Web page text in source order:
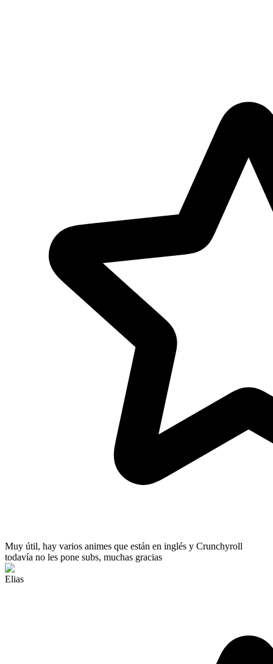
Muy útil, hay varios animes que están en inglés y Crunchyroll
todavía no les pone subs, muchas gracias
Elias